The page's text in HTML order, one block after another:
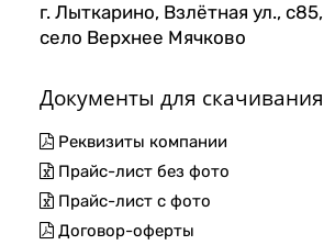
г. Лыткарино, Взлётная ул., с85,
село Верхнее Мячково
Документы для скачивания
Реквизиты компании
Прайс-лист без фото
Прайс-лист с фото
Договор-оферты